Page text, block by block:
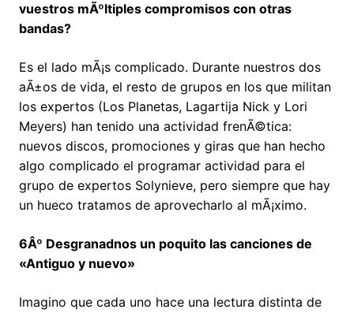
vuestros mÃºltiples compromisos con otras
bandas?
Es el lado mÃ¡s complicado. Durante nuestros dos
aÃ±os de vida, el resto de grupos en los que militan
los expertos (Los Planetas, Lagartija Nick y Lori
Meyers) han tenido una actividad frenÃ©tica:
nuevos discos, promociones y giras que han hecho
algo complicado el programar actividad para el
grupo de expertos Solynieve, pero siempre que hay
un hueco tratamos de aprovecharlo al mÃ¡ximo.
6Âº Desgranadnos un poquito las canciones de
«Antiguo y nuevo»
Imagino que cada uno hace una lectura distinta de